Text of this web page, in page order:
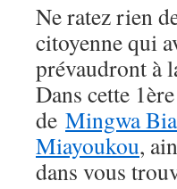
Ne ratez rien
citoyenne qui
prévaudront à
Dans cette
de Mingwa
Miayoukou,
dans vous